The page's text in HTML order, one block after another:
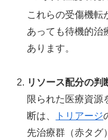
これらの受傷機転
あっても待機的治
あります。
リソース配分の判
限られた医療資源
断は、
トリアージ
先治療群（赤タグ